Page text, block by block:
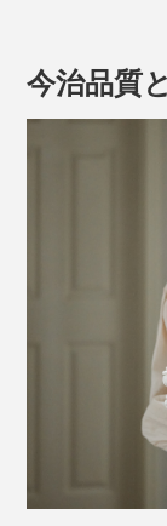
薬品で加工し
の機能なので
公的検査機関
る「モラクセ
「肺炎桿菌」
る疲労臭など
99％、「酢酸
こだわったの
と、肌ざわり
になるようなタ
本品は、フ
今治品質